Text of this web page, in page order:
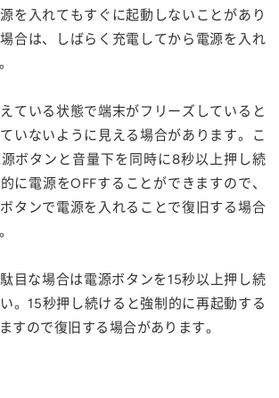
を入れてもすぐに起動しないことがあり
合は、しばらく充電してから電源を入れ
えている状態で端末がフリーズしていると
いないように見える場合があります。こ
ボタンと音量下を同時に8秒以上押し続
に電源をOFFすることができますので、
タンで電源を入れることで復旧する場合
駄目な場合は電源ボタンを15秒以上押し続
。15秒押し続けると強制的に再起動する
すので復旧する場合があります。